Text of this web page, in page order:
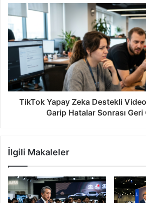
TikTok Yapay Zeka Destekli Video
Garip Hatalar Sonrası
İlgili Makaleler